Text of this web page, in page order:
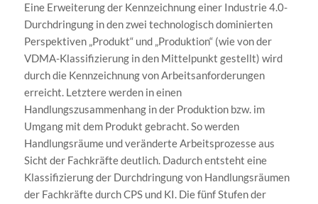
Eine Erweiterung der Kennzeichnung einer Industrie 4.0-
Durchdringung in den zwei technologisch dominierten
Perspektiven „Produkt“ und „Produktion“ (wie von der
VDMA-Klassifizierung in den Mittelpunkt gestellt) wird
durch die Kennzeichnung von Arbeitsanforderungen
erreicht. Letztere werden in einen
Handlungszusammenhang in der Produktion bzw. im
Umgang mit dem Produkt gebracht. So werden
Handlungsräume und veränderte Arbeitsprozesse aus
Sicht der Fachkräfte deutlich. Dadurch entsteht eine
Klassifizierung der Durchdringung von Handlungsräumen
der Fachkräfte durch CPS und KI. Die fünf Stufen der